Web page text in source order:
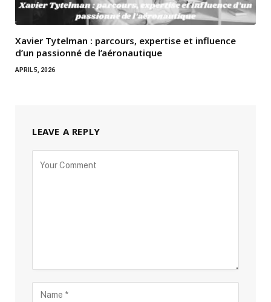
Xavier Tytelman : parcours, expertise et influence
d’un passionné de l’aéronautique
APRIL 5, 2026
LEAVE A REPLY